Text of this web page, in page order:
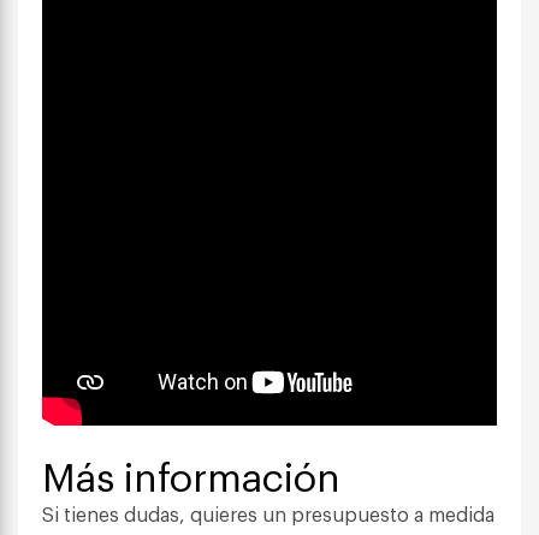
Más información
Si tienes dudas, quieres un presupuesto a medida